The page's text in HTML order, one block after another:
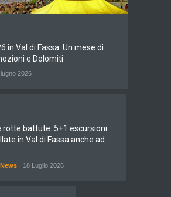
in Val di Fassa: Un mese di
e Dolomiti
2026
rotte battute: 5+1 escursioni
in Val di Fassa anche ad
News 18 Luglio 2026